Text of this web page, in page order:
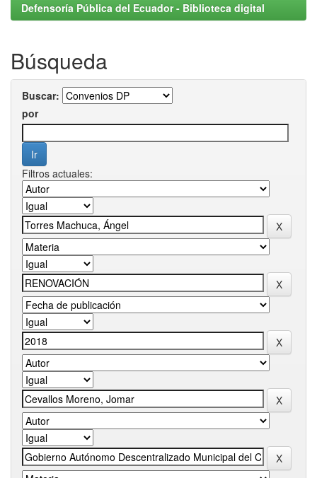
Defensoría Pública del Ecuador - Biblioteca digital
Búsqueda
Buscar:
por
Filtros actuales: